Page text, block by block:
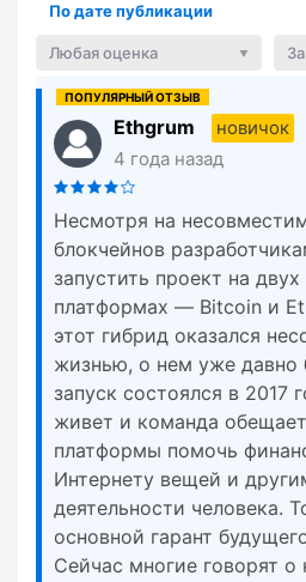
По дате публикации
Любая оценка
Ethgrum
новичок
4 года назад
Несмотря на
блокчейнов
запустить проект на
платформах — Bitcoin и
этот гибрид оказался
жизнью, о нем уже
запуск состоялся в 2017
живет и команда
платформы помочь
Интернету вещей и
деятельности человека.
основной гарант
Сейчас многие говорят о